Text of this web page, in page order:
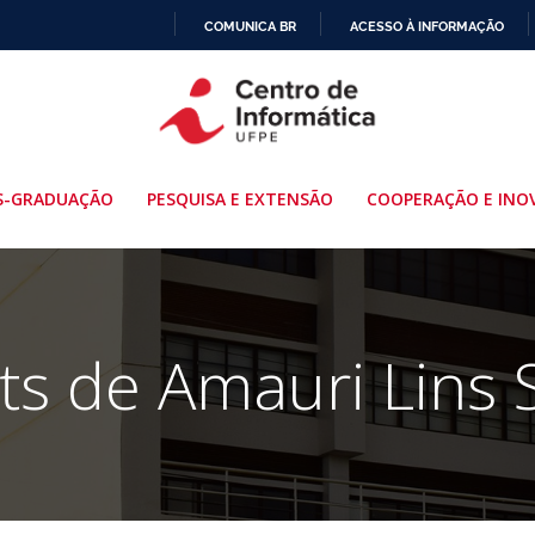
PARA
O
COMUNICA BR ACESSO À INFORMAÇÃO
GRADUAÇÃO PESQUISA E EXTENSÃO COOPERAÇÃO E
deAmauri Lins